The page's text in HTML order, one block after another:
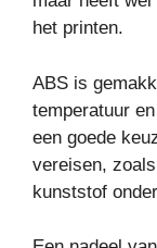
het printen.
ABS is
temperatuur
een goede
vereisen,
kunststof